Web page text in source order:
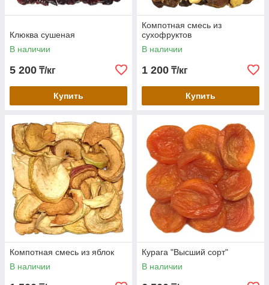
Клюква сушеная
В наличии
5 200 ₸/кг
Купить
Компотная смесь из
сухофруктов
В наличии
1 200 ₸/кг
Купить
Компотная смесь из яблок
В наличии
Курага "Высший сорт"
В наличии